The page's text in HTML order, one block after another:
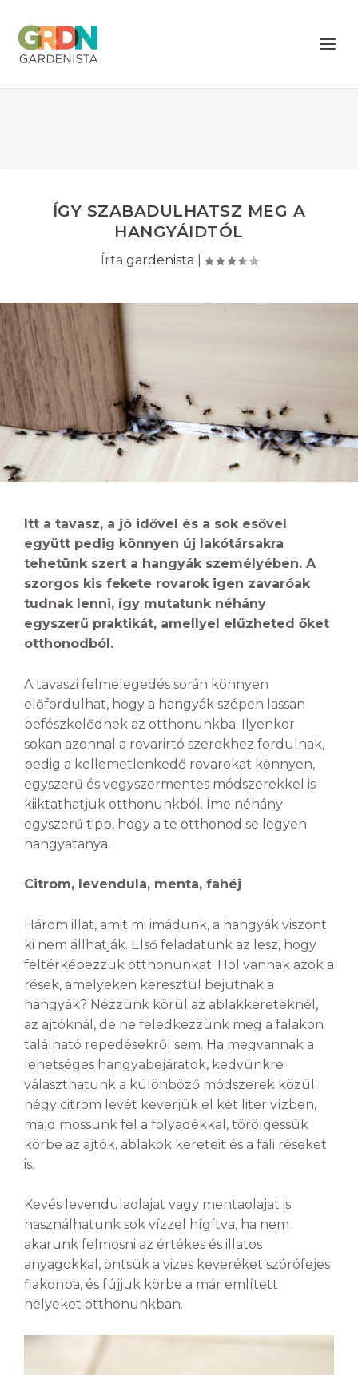
ÍGY SZABADULHATSZ MEG A
HANGYÁIDTÓL
Írta gardenista
Itt a tavasz, a jó idővel és a sok esővel
együtt pedig könnyen új lakótársakra
tehetünk szert a hangyák személyében. A
szorgos kis fekete rovarok igen zavaróak
tudnak lenni, így mutatunk néhány
egyszerű praktikát, amellyel elűzheted őket
otthonodból.
A tavaszi felmelegedés során könnyen
előfordulhat, hogy a hangyák szépen lassan
befészkelődnek az otthonunkba. Ilyenkor
sokan azonnal a rovarirtó szerekhez fordulnak,
pedig a kellemetlenkedő rovarokat könnyen,
egyszerű és vegyszermentes módszerekkel is
kiiktathatjuk otthonunkból. Íme néhány
egyszerű tipp, hogy a te otthonod se legyen
hangyatanya.
Citrom, levendula, menta, fahéj
Három illat, amit mi imádunk, a hangyák viszont
ki nem állhatják. Első feladatunk az lesz, hogy
feltérképezzük otthonunkat: Hol vannak azok a
rések, amelyeken keresztül bejutnak a
hangyák? Nézzünk körül az ablakkereteknél,
az ajtóknál, de ne feledkezzünk meg a falakon
található repedésekről sem. Ha megvannak a
lehetséges hangyabejáratok, kedvünkre
választhatunk a különböző módszerek közül:
négy citrom levét keverjük el két liter vízben,
majd mossunk fel a folyadékkal, törölgessük
körbe az ajtók, ablakok kereteit és a fali réseket
is.
Kevés levendulaolajat vagy mentaolajat is
használhatunk sok vízzel hígítva, ha nem
akarunk felmosni az értékes és illatos
anyagokkal, öntsük a vizes keveréket szórófejes
flakonba, és fújjuk körbe a már említett
helyeket otthonunkban.